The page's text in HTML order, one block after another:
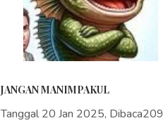
JANGAN MANIMPAKUL
Tanggal 20 Jan 2025, Dibaca209